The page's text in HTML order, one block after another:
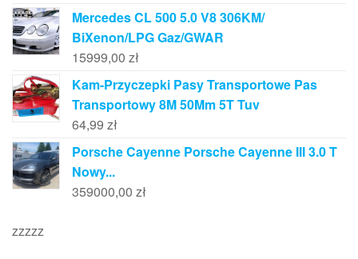
Mercedes CL 500 5.0 V8 306KM/
BiXenon/LPG Gaz/GWAR
15999,00 zł
Kam-Przyczepki Pasy Transportowe Pas
Transportowy 8M 50Mm 5T Tuv
64,99 zł
Porsche Cayenne Porsche Cayenne III 3.0 T
Nowy...
359000,00 zł
zzzzz